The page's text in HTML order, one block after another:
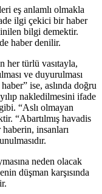
eş anlamlı olmakla
ilgi çekici bir haber
bilgi demektir.
haber denilir.
her türlü vasıtayla,
ve duyurulması
ise, aslında doğru
nakledilmesini ifade
“Aslı olmayan
“Abartılmış havadis
insanları
neden olacak
düşman karşısında